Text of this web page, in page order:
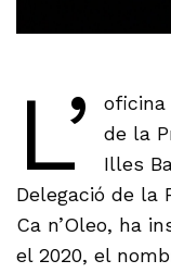
L’
oficina
de la
Illes
Delegació de la
Ca n’Oleo, ha
el 2020, el